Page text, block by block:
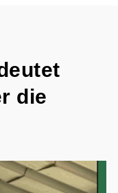
die